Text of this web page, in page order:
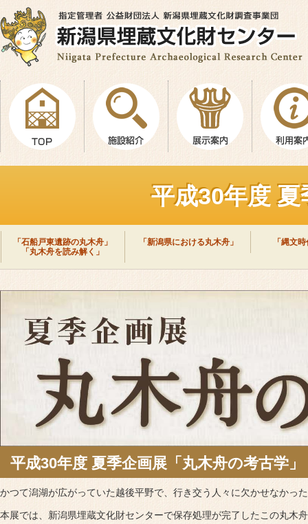
平成30年度
「石船戸東遺跡の丸木舟」
「丸木舟を読み解く」
「新潟県における丸木舟」 「縄文
平成30年度 夏季企画展「丸木舟の考古学」
かつて潟湖が広がっていた越後平野で、行き交う人々に欠かせなかっ
本展では、新潟県埋蔵文化財センターで保存処理が完了したこの丸木